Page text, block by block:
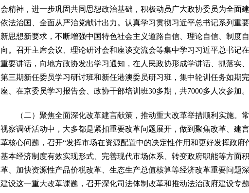
会精神，进一步巩固共同思想政治基础，积极动员广大政协委员为全面
依法治国、全面从严治党献计出力。认真学习贯彻习近平总书记系列重
新思想新要求，不断增强中国特色社会主义道路自信、理论自信、制度
向。召开主席会议、理论研讨会和座谈交流会等集中学习习近平总书记
重要讲话，向地方政协发出学习通知，在人民政协形成学讲话、抓落实
第三期新任委员学习研讨班和新任港澳委员研习班，集中轮训任务如期
座、在京委员学习报告会、政协干部培训班30多期，共7000多人次参加。
（二）聚焦全面深化改革建言献策，推动重大改革举措顺利实施。常
视察调研活动中，大多都是紧扣重要改革问题展开，做到聚焦改革、建
革核心问题，召开“发挥市场在资源配置中的决定性作用和更好发挥政府
基本经济制度有效实现形式、完善现代市场体系、转变政府职能等方面
革、加快资源性产品价税改革、生态生产总值核算等经济改革重要问题
建设这一重大改革课题，召开深化司法体制改革和推动法治政府建设专